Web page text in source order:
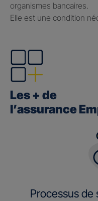
organismes bancaires.
Elle est une condition
Les + de
l’assurance
Processus de